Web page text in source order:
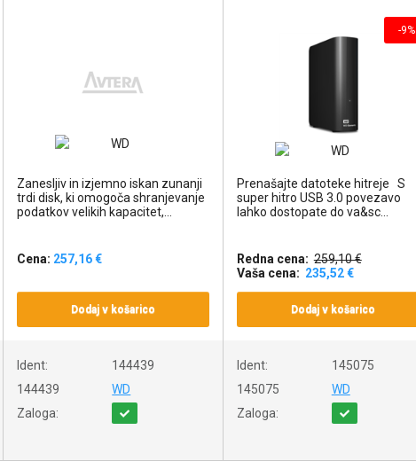
Zanesljiv in izjemno iskan zunanji
trdi disk, ki omogoča shranjevanje
podatkov velikih kapacitet,...
Cena: 257,16 €
Dodaj v košarico
Ident:
144439
144439
WD
Zaloga:
Prenašajte datoteke hitreje S
super hitro USB 3.0 povezavo
lahko dostopate do va&sc...
-9%
Redna cena: 259,10 €
Vaša cena: 235,52 €
Dodaj v košarico
Ident:
145075
145075
WD
Zaloga: